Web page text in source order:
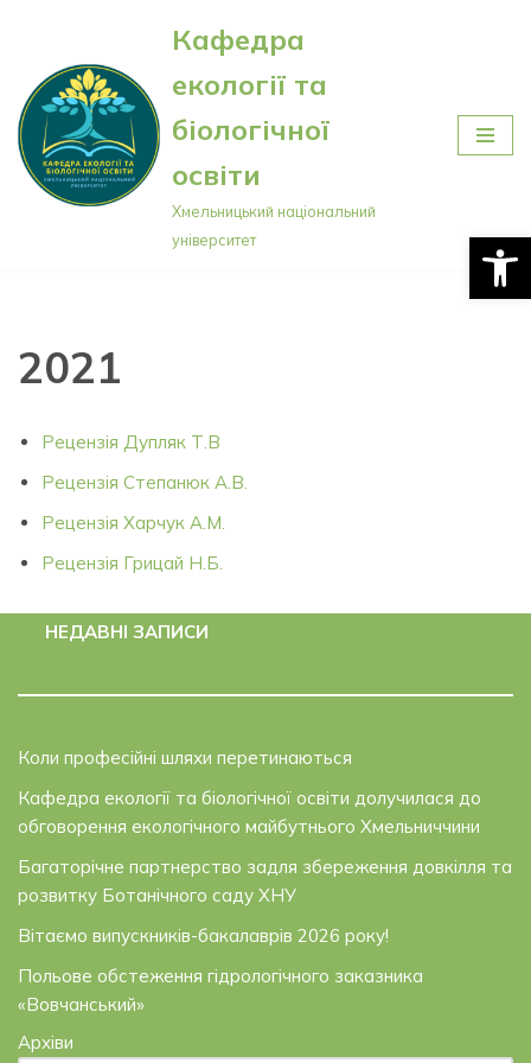
Перейти
до
вмісту
Кафедра
екології та
біологічної
освіти
Хмельницький національний
університет
2021
Рецензія Дупляк Т.В
Рецензія Степанюк А.В.
Рецензія Харчук А.М.
Рецензія Грицай Н.Б.
НЕДАВНІ ЗАПИСИ
Коли професійні шляхи перетинаються
Кафедра екології та біологічної освіти долучилася до
обговорення екологічного майбутнього Хмельниччини
Багаторічне партнерство задля збереження довкілля та
розвитку Ботанічного саду ХНУ
Вітаємо випускників-бакалаврів 2026 року!
Польове обстеження гідрологічного заказника
«Вовчанський»
Архіви